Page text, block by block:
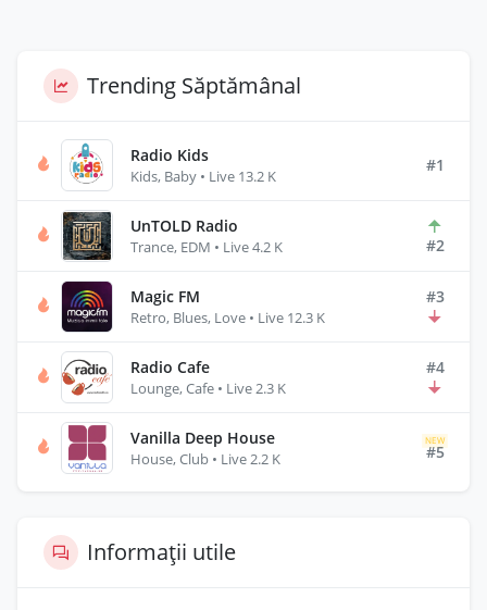
Trending Săptămânal
Radio Kids
Kids, Baby • Live 13.2 K
#1
UnTOLD Radio
Trance, EDM • Live 4.2 K #2
Magic FM
Retro, Blues, Love • Live 12.3 K
#3
Radio Cafe
Lounge, Cafe • Live 2.3 K
#4
Vanilla Deep House
House, Club • Live 2.2 K
NEW
#5
Informații utile